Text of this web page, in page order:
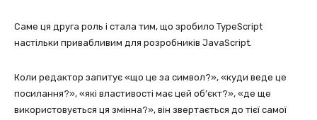
Саме ця друга роль і стала тим, що зробило TypeScript
настільки привабливим для розробників JavaScript.
Коли редактор запитує «що це за символ?», «куди веде це
посилання?», «які властивості має цей об’єкт?», «де ще
використовується ця змінна?», він звертається до тієї самої